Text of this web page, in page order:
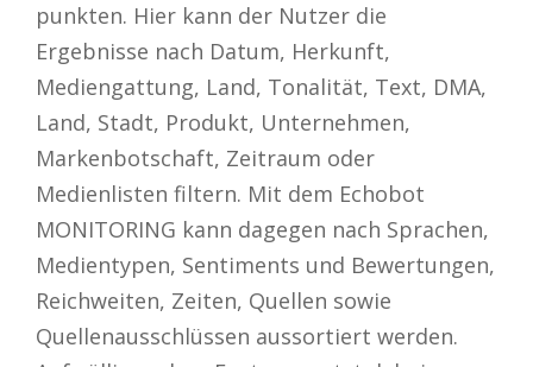
punkten. Hier kann der Nutzer die
Ergebnisse nach Datum, Herkunft,
Mediengattung, Land, Tonalität, Text, DMA,
Land, Stadt, Produkt, Unternehmen,
Markenbotschaft, Zeitraum oder
Medienlisten filtern. Mit dem Echobot
MONITORING kann dagegen nach Sprachen,
Medientypen, Sentiments und Bewertungen,
Reichweiten, Zeiten, Quellen sowie
Quellenausschlüssen aussortiert werden.